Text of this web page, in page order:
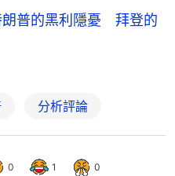
朗普的黑利隱憂 拜登的
分析評論
0 1 0